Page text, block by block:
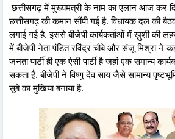
छत्तीसगढ़ में मुख्यमंत्री के नाम का एलान आज कर
छत्तीसगढ़ की कमान सौंपी गई है. विधायक दल की
लगाई गई है. इससे बीजेपी कार्यकर्ताओं में ख़ुशी की
में बीजेपी नेता पंडित रविंद्र चौबे और संजू मिश्रा ने
जनता पार्टी ही एक ऐसी पार्टी है जहां एक समान्य
सकता है. बीजेपी ने विष्णु देव साय जैसे सामान्य
सूबे का मुखिया बनाया है.